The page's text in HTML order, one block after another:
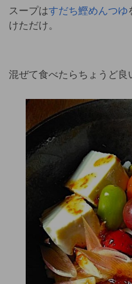
スープはすだち鰹めんつゆ
けただけ。
混ぜて食べたらちょうど良